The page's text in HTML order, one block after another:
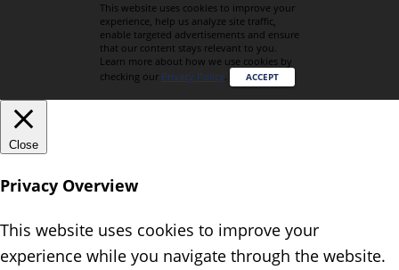
This website uses cookies to improve your
experience, help us analyze site traffic,
enable targeted advertisements and ensure
that our content stays relevant to you.
Learn more about how we use cookies by
checking our Privacy Policy. ACCEPT
Close
Privacy Overview
This website uses cookies to improve your
experience while you navigate through the website.